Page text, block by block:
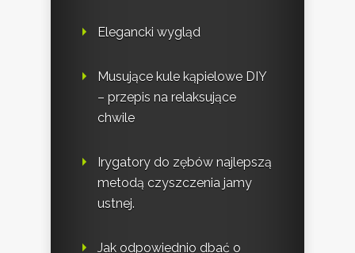
Elegancki wygląd
Musujące kule kąpielowe DIY
– przepis na relaksujące
chwile
Irygatory do zębów najlepszą
metodą czyszczenia jamy
ustnej.
Jak odpowiednio dbać o